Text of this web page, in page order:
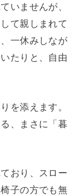
いませんが、
て親しまれて
一休みしなが
たりと、自由
を添えます。
、まさに「暮
おり、スロー
子の方でも無